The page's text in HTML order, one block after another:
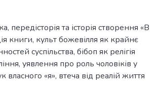
, передісторія та історія створення «В
книги, культ божевілля як крайнє
суспільства, бібоп як релігія
, уявлення про роль чоловіків у
власного «я», втеча від реалій життя